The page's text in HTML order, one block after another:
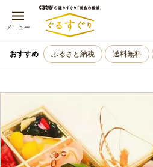
メニュー
おすすめ ふるさと納税 送料無料